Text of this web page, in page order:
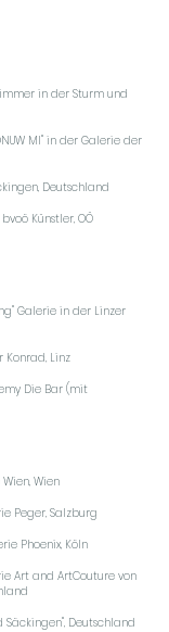
in der Sturm und
MI" in der Galerie der
Deutschland
Künstler, OÖ
Galerie in der Linzer
Konrad, Linz
Die Bar (mit
Wien, Wien
Peger, Salzburg
Phoenix, Köln
Art and ArtCouture von
Säckingen", Deutschland